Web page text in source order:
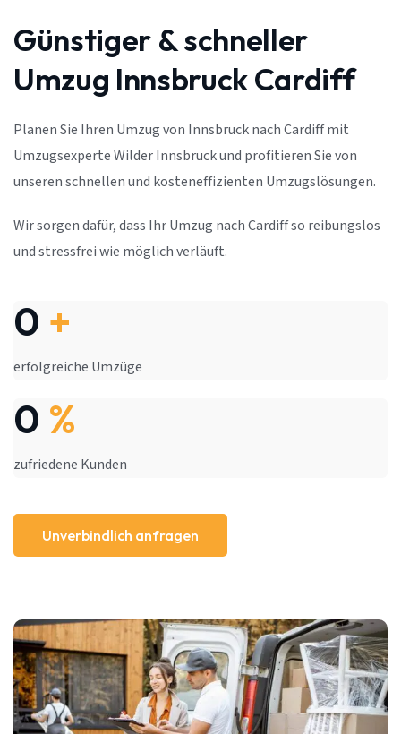
Günstiger & schneller
Umzug Innsbruck Cardiff
Planen Sie Ihren Umzug von Innsbruck nach Cardiff mit
Umzugsexperte Wilder Innsbruck und profitieren Sie von
unseren schnellen und kosteneffizienten Umzugslösungen.
Wir sorgen dafür, dass Ihr Umzug nach Cardiff so reibungslos
und stressfrei wie möglich verläuft.
0 +
erfolgreiche Umzüge
0 %
zufriedene Kunden
Unverbindlich anfragen